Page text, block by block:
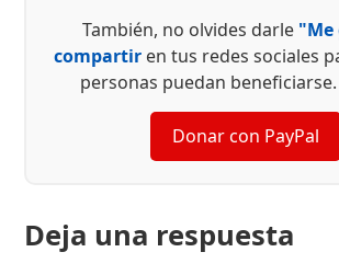
También, no olvides darle
compartir en tus redes sociales
personas puedan beneficiarse.
Donar con PayPal
Deja una respuesta